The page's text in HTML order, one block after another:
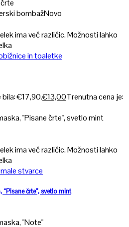
bombažNovo
ima več različic. Možnosti lahko
in toaletke
bila: €17,90.€13,00Trenutna cena je:
ima več različic. Možnosti lahko
stvarce
črte”, svetlo mint